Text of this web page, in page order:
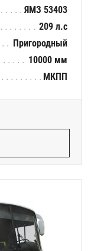
ЯМЗ 53403
209 л.с
Пригородный
10000 мм
МКПП